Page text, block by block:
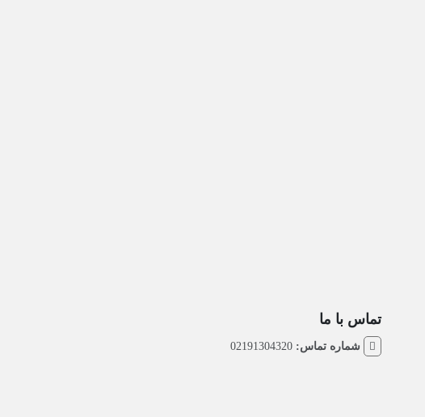
تماس با ما
شماره تماس: 02191304320